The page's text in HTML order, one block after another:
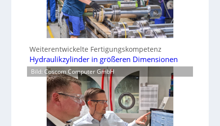
Weiterentwickelte Fertigungskompetenz
Hydraulikzylinder in größeren Dimensionen
Bild: Coscom Computer GmbH